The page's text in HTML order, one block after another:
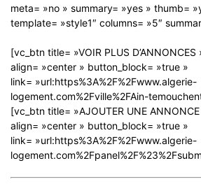
meta= »no » summary= »yes » thumb=
template= »style1″ columns= »5″
[vc_btn title= »VOIR PLUS
align= »center » button_block= »true »
link= »url:https%3A%2F%2Fwww.algerie-
logement.com%2Fville%2FAin-
[vc_btn title= »AJOUTER UNE
align= »center » button_block= »true »
link= »url:https%3A%2F%2Fwww.algerie-